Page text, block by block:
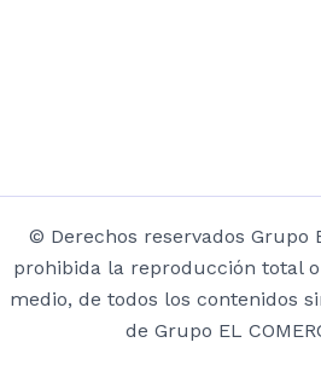
© Derechos reservados Grupo
prohibida la reproducción total
medio, de todos los contenidos
de Grupo EL